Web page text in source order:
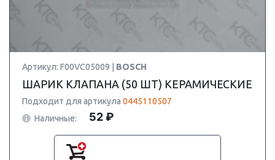
Артикул: F00VC05009 | BOSCH
ШАРИК КЛАПАНА (50 ШТ) КЕРАМИЧЕСКИЕ
Подходит для артикула 0445110507
Наличные:
52 ₽